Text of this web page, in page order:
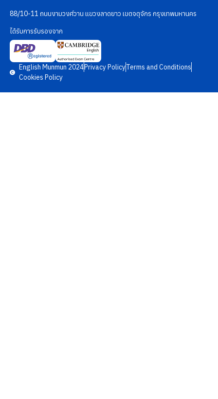
88/10-11 ถนนงามวงศ์วาน แขวงลาดยาว เขตจตุจักร กรุงเทพมหานคร
ได้รับการรับรองจาก
English Munmun 2024Privacy PolicyTerms and Conditions
Cookies Policy